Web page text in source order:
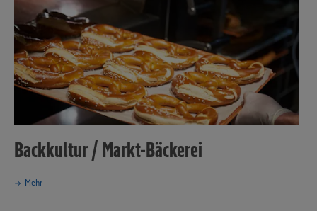
Backkultur / Markt-Bäckerei
Mehr